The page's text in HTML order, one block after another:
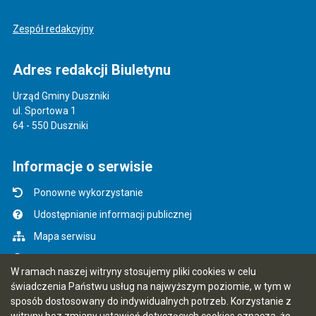
W ramach naszej witryny stosujemy pliki cookies w celu
świadczenia Państwu usług na najwyższym poziomie, w tym w
sposób dostosowany do indywidualnych potrzeb. Korzystanie z
Zespół redakcyjny
Adres redakcji Biuletynu
Urząd Gminy Duszniki
ul. Sportowa 1
64 - 550 Duszniki
Informacje o serwisie
Ponowne wykorzystanie
Udostępnianie informacji publicznej
Mapa serwisu
Statystyki oglądalności
Ostatnio dodane